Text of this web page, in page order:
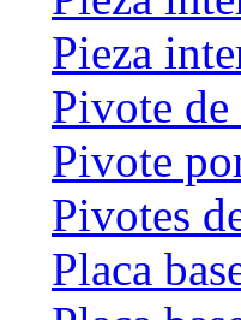
Pieza
Pivote de
Pivote
Pivotes
Placa